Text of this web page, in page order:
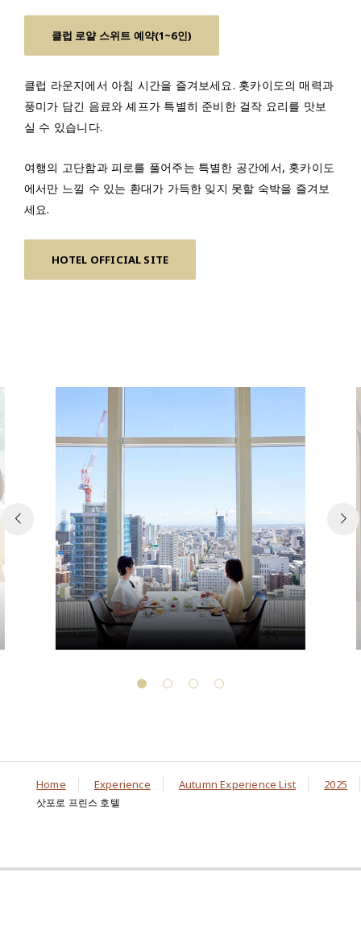
클럽 로얄 스위트 예약(1~6인)
클럽 라운지에서 아침 시간을 즐겨보세요. 홋카이도의 매력과
풍미가 담긴 음료와 셰프가 특별히 준비한 걸작 요리를 맛보
실 수 있습니다.
여행의 고단함과 피로를 풀어주는 특별한 공간에서, 홋카이도
에서만 느낄 수 있는 환대가 가득한 잊지 못할 숙박을 즐겨보
세요.
HOTEL OFFICIAL SITE
Home Experience Autumn Experience List 2025
삿포로 프린스 호텔